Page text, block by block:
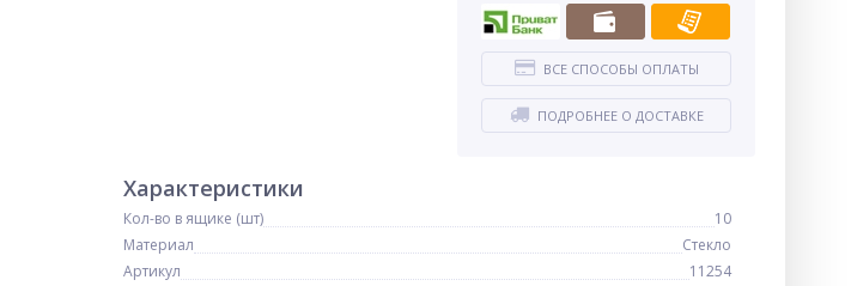
ВСЕ СПОСОБЫ ОПЛАТЫ
ПОДРОБНЕЕ О ДОСТАВКЕ
Характеристики
Кол-во в ящике (шт)
10
Материал
Стекло
Артикул
11254